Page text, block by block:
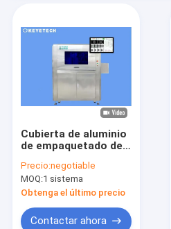
Cubierta de aluminio
de empaquetado del
inspección de la tapa
del vino de la bebida
Precio:negotiable
MOQ:1 sistema
Obtenga el último precio
Contactar ahora